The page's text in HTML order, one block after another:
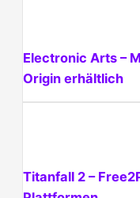
Electronic Arts –
Origin erhältlich
Titanfall 2 –